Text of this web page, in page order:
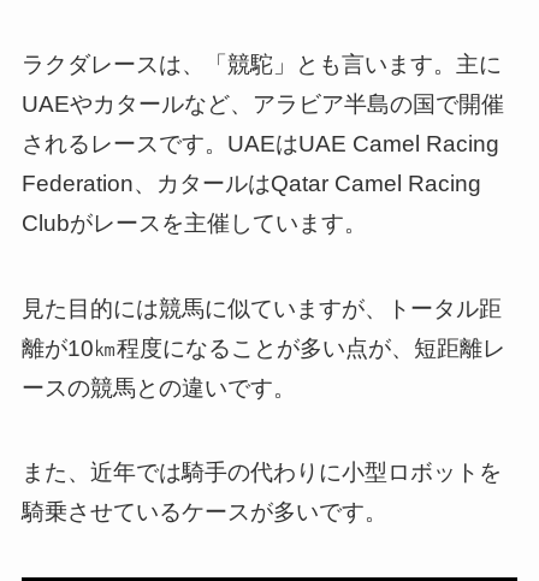
ラクダレースは、「競駝」とも言います。主に
UAEやカタールなど、アラビア半島の国で開催
されるレースです。UAEはUAE Camel Racing
Federation、カタールはQatar Camel Racing
Clubがレースを主催しています。
見た目的には競馬に似ていますが、トータル距
離が10㎞程度になることが多い点が、短距離レ
ースの競馬との違いです。
また、近年では騎手の代わりに小型ロボットを
騎乗させているケースが多いです。